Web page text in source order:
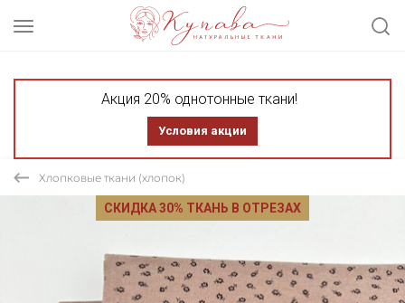
Акция 20% однотонные ткани!
Условия акции
Хлопковые ткани (хлопок)
СКИДКА 30% ТКАНЬ В ОТРЕЗАХ